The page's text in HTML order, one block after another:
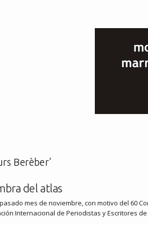
Berèber’
del atlas
mes de noviembre, con motivo del 60
Internacional de Periodistas y Escritores